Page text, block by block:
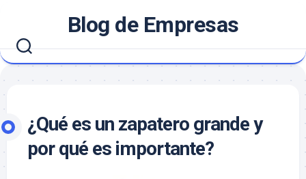
contenido
Blog de Empresas
¿Qué es un zapatero grande y
por qué es importante?